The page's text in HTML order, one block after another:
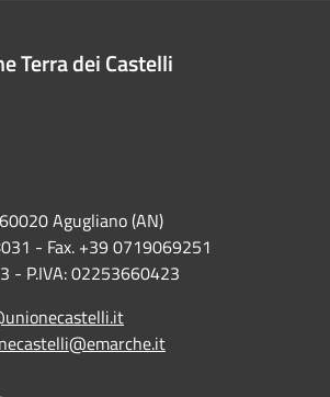
Terra dei Castelli
Agugliano (AN)
- Fax. +39 0719069251
- P.IVA: 02253660423